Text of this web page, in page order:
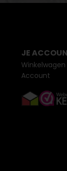
JE
Winkelwagen
Account